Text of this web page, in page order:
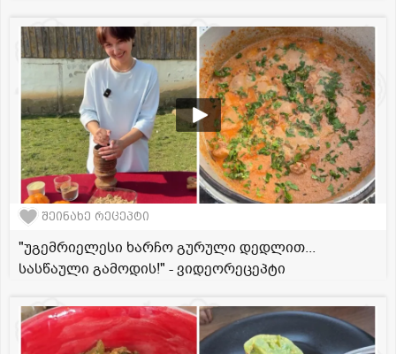
შეინახე რეცეპტი
"უგემრიელესი ხარჩო გურული დედლით...
სასწაული გამოდის!" - ვიდეორეცეპტი